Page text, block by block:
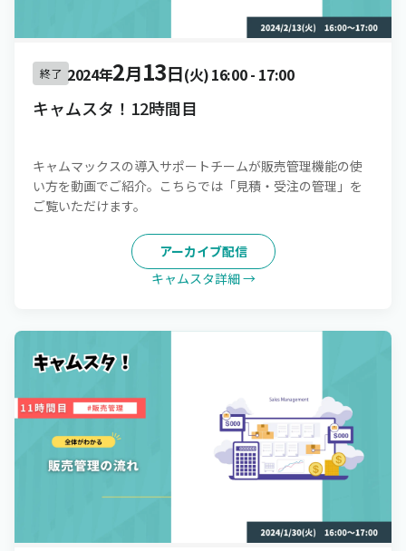
終了 2024年2月13日(火)16:00- 17:00
キャムスタ！12時間目
キャムマックスの導入サポートチームが販売管理機能の使
い方を動画でご紹介。こちらでは「見積・受注の管理」を
ご覧いただけます。
アーカイブ配信
キャムスタ詳細 →